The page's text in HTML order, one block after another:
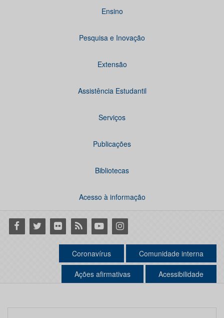
Ensino
Pesquisa e Inovação
Extensão
Assistência Estudantil
Serviços
Publicações
Bibliotecas
Acesso à informação
Facebook
Twitter Flickr RSS YoutubeInstagram
Coronavírus Comunidade interna
Ações afirmativas Acessibilidade